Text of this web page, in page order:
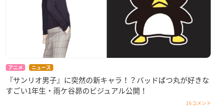
アニメ ニュース
『サンリオ男子』に突然の新キャラ！？バッドばつ丸が好きな
すごい1年生・雨ケ谷昴のビジュアル公開！
16コメント